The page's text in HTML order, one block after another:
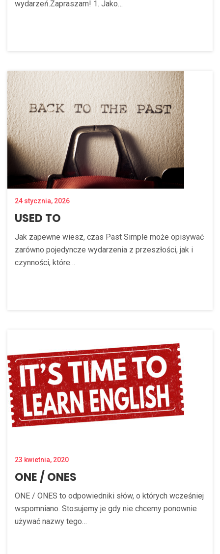
wydarzeń.Zapraszam! 1. Jako…
24 stycznia, 2026
USED TO
Jak zapewne wiesz, czas Past Simple może opisywać
zarówno pojedyncze wydarzenia z przeszłości, jak i
czynności, które…
23 kwietnia, 2020
ONE / ONES
ONE / ONES to odpowiedniki słów, o których wcześniej
wspomniano. Stosujemy je gdy nie chcemy ponownie
używać nazwy tego…